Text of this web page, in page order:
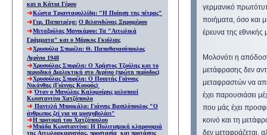
γερμανικό
ποιήματα, όσο και
έρευνα της εθνικής
Μολονότι η
μετάφρασης δεν
μεταφραστών να
έχει παρουσιάσει
που μάς έχει
κοινό και τη
δεν μεταφράζεται,
και η Κάτια Γέρου
Κώστα Τριανταφυλλίδη: "Η Ποίηση της πέτρας"
Γερ. Παπατρέχα: Ο βελανιδώνας Ξηρομέρου
Μεταξούλας Μανικάρου: Τα "Αιτωλικά
Γράμματα" και ο Μάρκος Γκιόλιας
Χρυσούλα Σπυρέλη: Θ. Παπαθανασόπουλος
Αγρίνιο 1948
Χρυσούλας Σπυρέλη: Ο Χρήστος Τζούλης και το
περιοδικό Διαλεκτική στο Αγρίνιο (πρώτη περίοδος)
Χρυσούλας Σπυρέλη: Ο Ποιητής Γιάννης
Νικάνθης (Γιάννης Κουφός)
Όταν ο Μανώλης Καλομοίρης μελοποιεί
Κωνσταντίνο Χατζόπουλο
Παντελή Μπουκάλα: Γιάννης Βασιλόπουλος "Ο
άνθρωπος ζεί για να μοσχοβολάει"
Η προτομή του Χατζόπουλου
Μπάδα Κωνσταντίνα: Η Πολιτισμική κληρονομιά
της Αιτωλοακαρνανίας, προστασία και προτάσεις